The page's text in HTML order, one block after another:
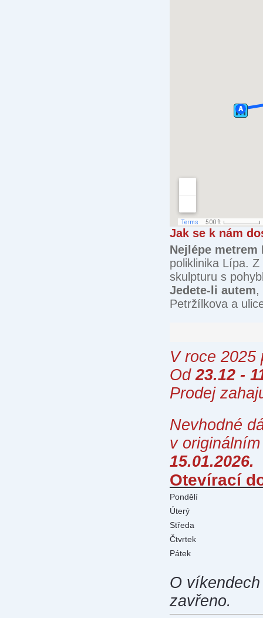
Jak se k nám
Nejlépe metrem
poliklinika Lípa.
skulpturu s
Jedete-li autem,
Petržílkova a
V roce
Od23.12 -
Prodej
Nevhodné
v
15.01.2026.
Otevírací
Pondělí
Úterý
Středa
Čtvrtek
Pátek
O
zavřeno.